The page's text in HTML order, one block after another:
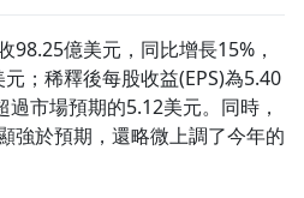
98.25億美元，同比增長15%，
；稀釋後每股收益(EPS)為5.40
市場預期的5.12美元。同時，
強於預期，還略微上調了今年的
播放清單
去逛逛